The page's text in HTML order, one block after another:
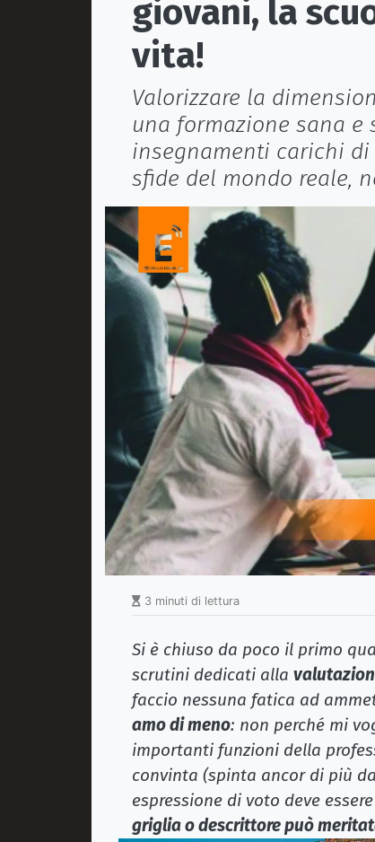
giovani, la
vita!
Valorizzare la
una formazione sana e
insegnamenti carichi di
sfide del mondo reale,
3 minuti di lettura
Si è chiuso da poco il primo
scrutini dedicati alla
faccio nessuna fatica ad
amo di meno: non perché mi
importanti funzioni della
convinta (spinta ancor di più
espressione di voto deve
griglia o descrittore può